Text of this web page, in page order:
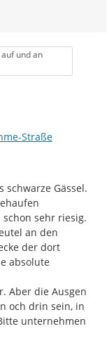
und an
Straße
Gässel.
sehr riesig.
an den
der dort
absolute
Aber die Ausgen
och drin sein, in
unternehmen